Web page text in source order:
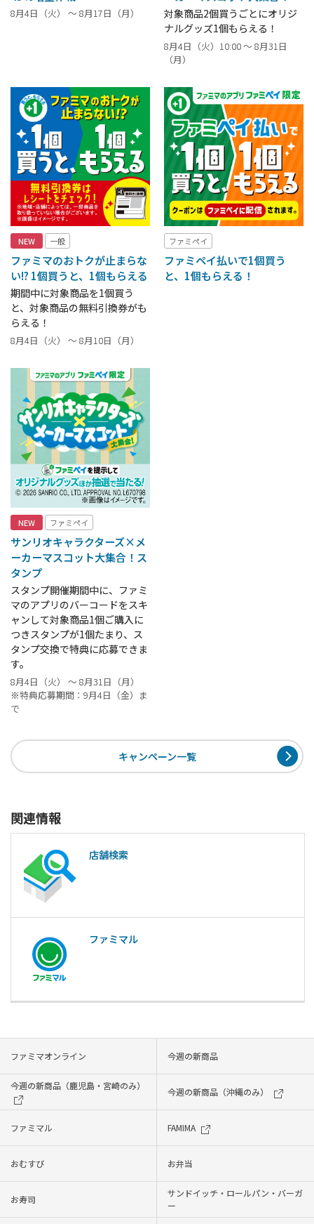
8月4日（火） ～ 8月17日（月）
対象商品2個買うごとにオリジ
ナルグッズ1個もらえる！
8月4日（火）10:00 ～ 8月31日
（月）
NEW 一般
ファミマのおトクが止まらな
い!? 1個買うと、1個もらえる
期間中に対象商品を1個買う
と、対象商品の無料引換券がも
らえる！
8月4日（火） ～ 8月10日（月）
ファミペイ
ファミペイ払いで1個買う
と、1個もらえる！
NEW ファミペイ
サンリオキャラクターズ×メ
ーカーマスコット大集合！ス
タンプ
スタンプ開催期間中に、ファミ
マのアプリのバーコードをスキ
ャンして対象商品1個ご購入に
つきスタンプが1個たまり、ス
タンプ交換で特典に応募できま
す。
8月4日（火） ～ 8月31日（月）
※特典応募期間：9月4日（金）ま
で
キャンペーン一覧
関連情報
店舗検索
ファミマル
ファミマオンライン 今週の新商品
今週の新商品（鹿児島・宮崎のみ）
今週の新商品（沖縄のみ）
ファミマル FAMIMA
おむすび お弁当
お寿司
サンドイッチ・ロールパン・バーガ
ー